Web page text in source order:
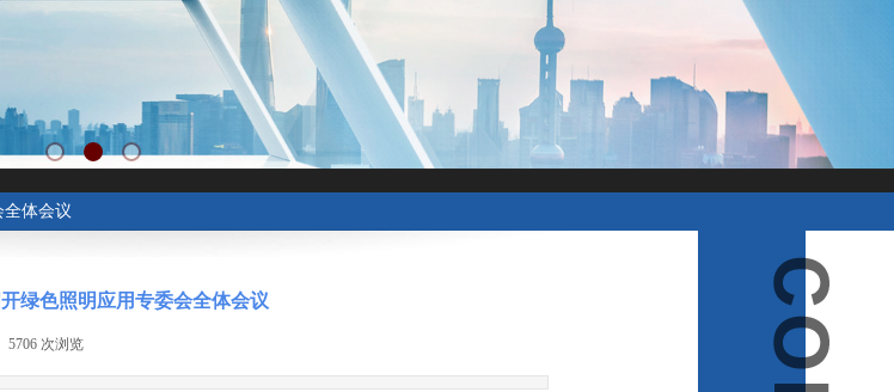
体会议
绿色照明应用专委会全体会议
5706 次浏览